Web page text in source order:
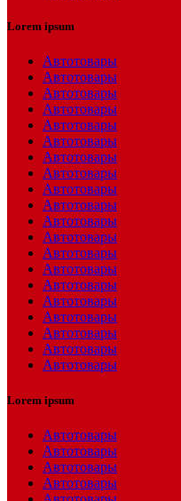
Lorem ipsum
Автотовары
Автотовары
Автотовары
Автотовары
Автотовары
Автотовары
Автотовары
Автотовары
Автотовары
Автотовары
Автотовары
Автотовары
Автотовары
Автотовары
Автотовары
Автотовары
Автотовары
Автотовары
Автотовары
Автотовары
Lorem ipsum
Автотовары
Автотовары
Автотовары
Автотовары